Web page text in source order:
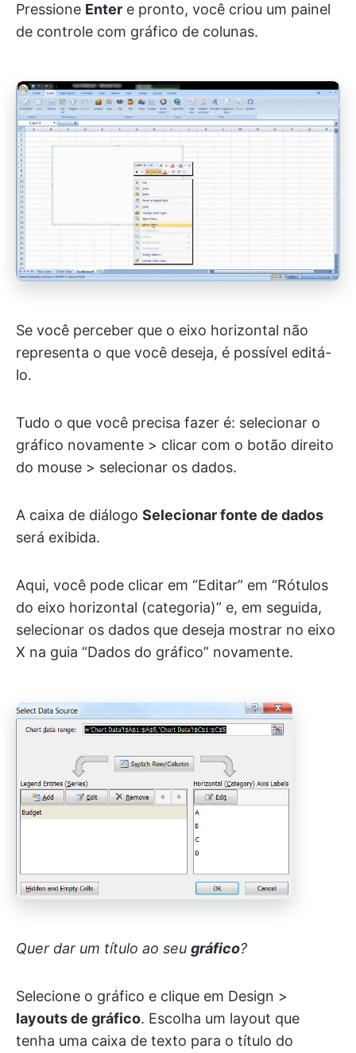
Pressione Enter e pronto, você criou um painel
de controle com gráfico de colunas.
Se você perceber que o eixo horizontal não
representa o que você deseja, é possível editá-
lo.
Tudo o que você precisa fazer é: selecionar o
gráfico novamente > clicar com o botão direito
do mouse > selecionar os dados.
A caixa de diálogo Selecionar fonte de dados
será exibida.
Aqui, você pode clicar em “Editar” em “Rótulos
do eixo horizontal (categoria)” e, em seguida,
selecionar os dados que deseja mostrar no eixo
X na guia “Dados do gráfico” novamente.
Quer dar um título ao seu gráfico?
Selecione o gráfico e clique em Design >
layouts de gráfico. Escolha um layout que
tenha uma caixa de texto para o título do